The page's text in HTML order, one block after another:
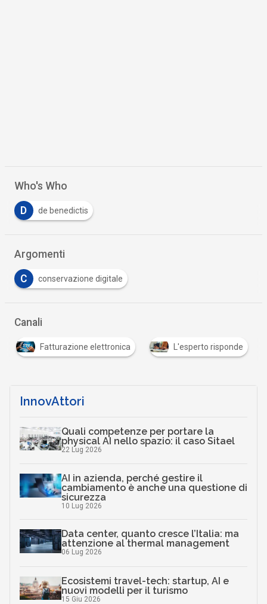
Who's Who
D de benedictis
Argomenti
C conservazione digitale
Canali
Fatturazione elettronica L'esperto risponde
InnovAttori
Quali competenze per portare la
physical AI nello spazio: il caso Sitael
22 Lug 2026
AI in azienda, perché gestire il
cambiamento è anche una questione di
sicurezza
10 Lug 2026
Data center, quanto cresce l’Italia: ma
attenzione al thermal management
06 Lug 2026
Ecosistemi travel-tech: startup, AI e
nuovi modelli per il turismo
15 Giu 2026